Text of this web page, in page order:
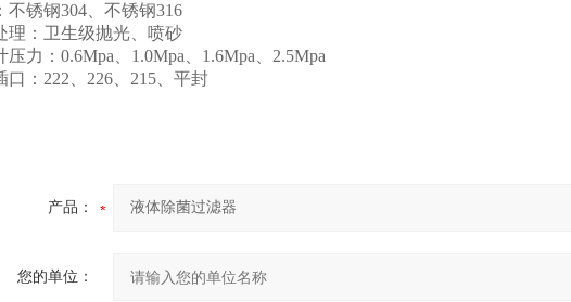
不锈钢304、不锈钢316
理：卫生级抛光、喷砂
压力：0.6Mpa、1.0Mpa、1.6Mpa、2.5Mpa
口：222、226、215、平封
产品：
您的单位：